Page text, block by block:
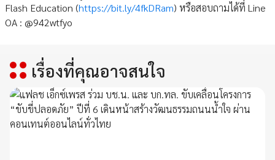
Flash Education (https://bit.ly/4fkDRam) หรือสอบถามได้ที่ Line
OA : @942wtfyo
เรื่องที่คุณอาจสนใจ